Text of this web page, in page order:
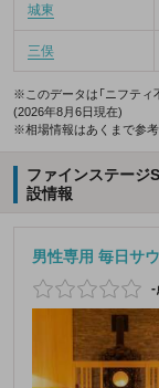
城東
三俣
※このデータは「ニフティ
(2026年8月6日現在)
※相場情報はあくまで参考
ファインステージ
設情報
男性専用 毎日サ
-